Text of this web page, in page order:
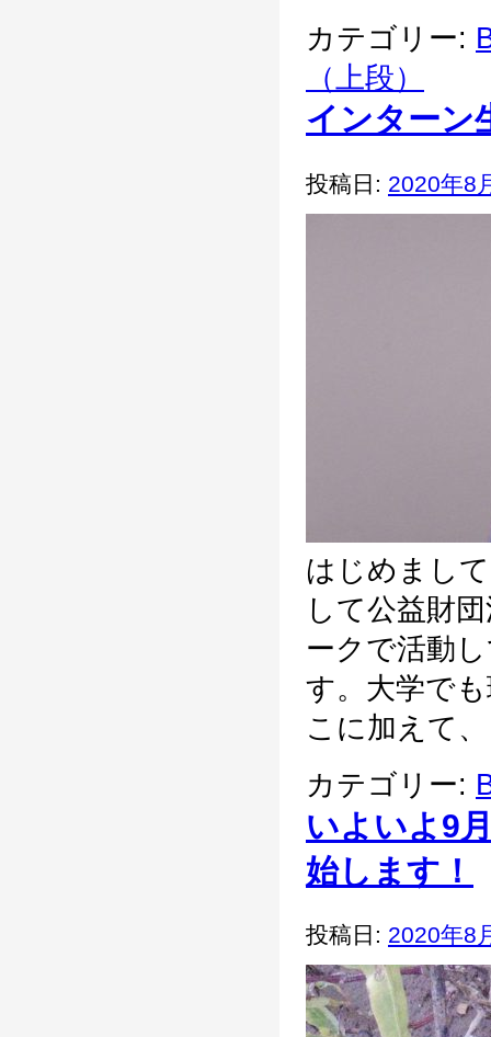
カテゴリー:
（上段）
インターン
投稿日: 2020年8
はじめまし
して公益財
ークで活動
す。大学で
こに加えて
カテゴリー:
いよいよ9
始します！
投稿日: 2020年8